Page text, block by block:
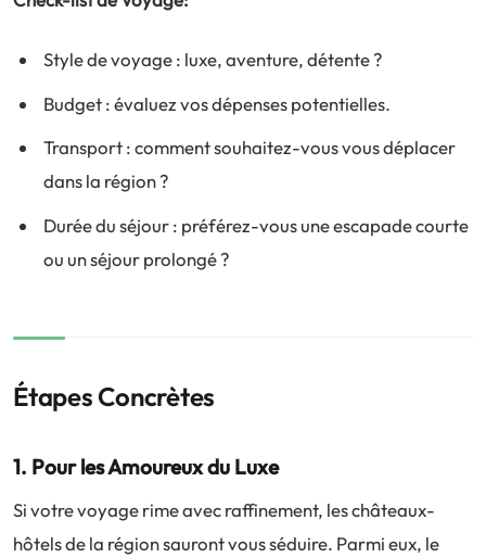
Style de voyage : luxe, aventure, détente ?
Budget : évaluez vos dépenses potentielles.
Transport : comment souhaitez-vous vous déplacer
dans la région ?
Durée du séjour : préférez-vous une escapade courte
ou un séjour prolongé ?
Étapes Concrètes
1. Pour les Amoureux du Luxe
Si votre voyage rime avec raffinement, les châteaux-
hôtels de la région sauront vous séduire. Parmi eux, le